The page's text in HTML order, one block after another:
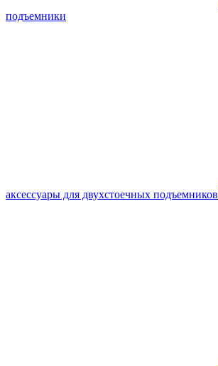
подъемники
аксессуары для двухстоечных подъемников